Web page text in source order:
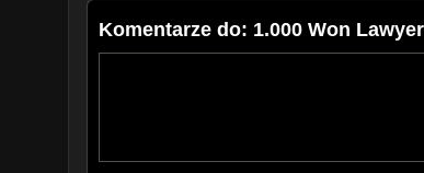
Komentarze do: 1.000 Won